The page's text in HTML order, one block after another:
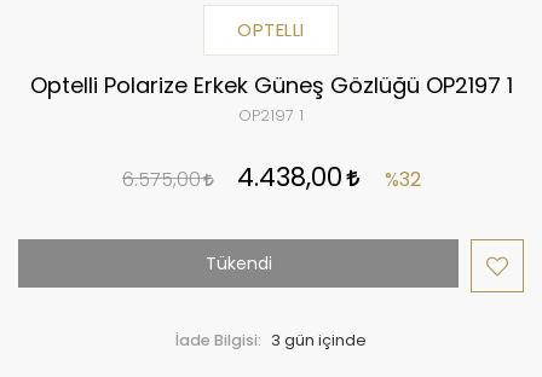
OPTELLI
Optelli Polarize Erkek Güneş Gözlüğü OP2197 1
OP2197 1
6.575,00 4.438,00 %32
Tükendi
İade Bilgisi: